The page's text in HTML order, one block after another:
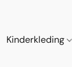
Kinderkleding